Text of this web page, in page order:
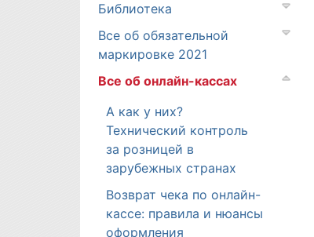
Библиотека
Все об обязательной
маркировке 2021
Все об онлайн-кассах
А как у них?
Технический контроль
за розницей в
зарубежных странах
Возврат чека по онлайн-
кассе: правила и нюансы
оформления